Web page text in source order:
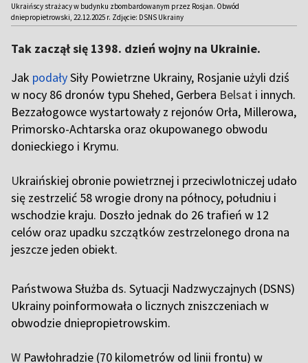
Ukraińscy strażacy w budynku zbombardowanym przez Rosjan. Obwód
dniepropietrowski, 22.12.2025 r. Zdjęcie: DSNS Ukrainy
Tak zaczął się 1398. dzień wojny na Ukrainie.
Jak podałySiły Powietrzne Ukrainy, Rosjanie użyli dziś
w nocy 86 dronów typu Shehed, Gerbera Belsat i innych.
Bezzałogowce wystartowały z rejonów Orła, Millerowa,
Primorsko-Achtarska oraz okupowanego obwodu
donieckiego i Krymu.
Ukraińskiej obronie powietrznej i przeciwlotniczej udało
się zestrzelić 58 wrogie drony na północy, południu i
wschodzie kraju. Doszło jednak do 26 trafień w 12
celów oraz upadku szczątków zestrzelonego drona na
jeszcze jeden obiekt.
Państwowa Służba ds. Sytuacji Nadzwyczajnych (DSNS)
Ukrainy poinformowała o licznych zniszczeniach w
obwodzie dniepropietrowskim.
W Pawłohradzie (70 kilometrów od linii frontu) w